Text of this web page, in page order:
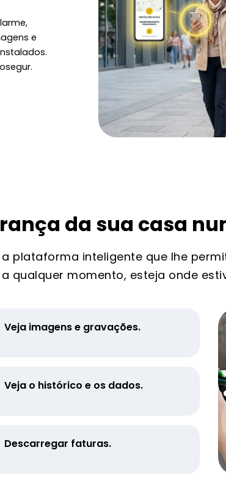
e
da sua casa
plataforma inteligente que lhe
qualquer momento, esteja onde
Veja imagens e gravações.
Veja o histórico e os dados.
Descarregar faturas.